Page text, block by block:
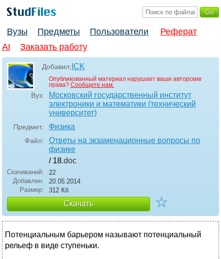
Вузы Предметы Пользователи
Реферат
AI
Заказать работу
Добавил: ICK
Опубликованный материал нарушает ваши авторские
права? Сообщите нам.
Вуз:
Московский государственный институт
электроники и математики (технический
университет)
Предмет: Физика
Файл:
Ответы на экзаменационные вопросы по
физике
/ 18.doc
Скачиваний:
22
Добавлен:
20.05.2014
Размер:
312 Кб
Скачать ☆
Потенциальным барьером называют потенциальный
рельеф в виде ступеньки.